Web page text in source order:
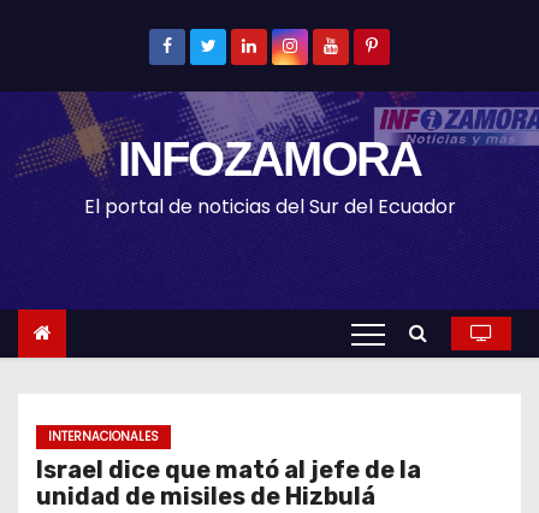
t
e
INFOZAMORA
El portal de noticias del Sur del Ecuador
INTERNACIONALES
Israel dice que mató al jefe de la
unidad de misiles de Hizbulá